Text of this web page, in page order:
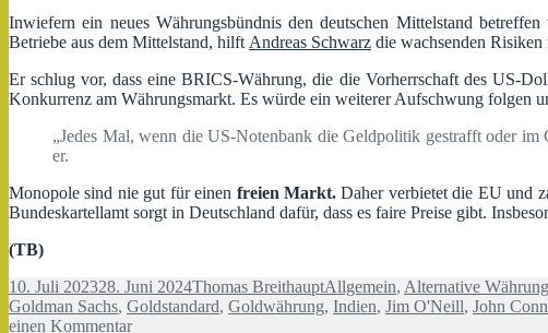
Inwiefern ein neues Währungsbündnis den deutschen Mittelstand
Betriebe aus dem Mittelstand, hilft Andreas Schwarz die wachsenden
Er schlug vor, dass eine BRICS-Währung, die die Vorherrschaft des US-
Konkurrenz am Währungsmarkt. Es würde ein weiterer Aufschwung folgen
„Jedes Mal, wenn die US-Notenbank die Geldpolitik gestrafft oder im
er.
Monopole sind nie gut für einen freien Markt. Daher verbietet die EU und
Bundeskartellamt sorgt in Deutschland dafür, dass es faire Preise gibt.
(TB)
Veröffentlicht
am
10. Juli 202328. Juni 2024Autor
Thomas BreithauptKategorien
Allgemein, Alternative Währung
Goldman Sachs, Goldstandard, Goldwährung, Indien, Jim O'Neill, John
einen Kommentarzu